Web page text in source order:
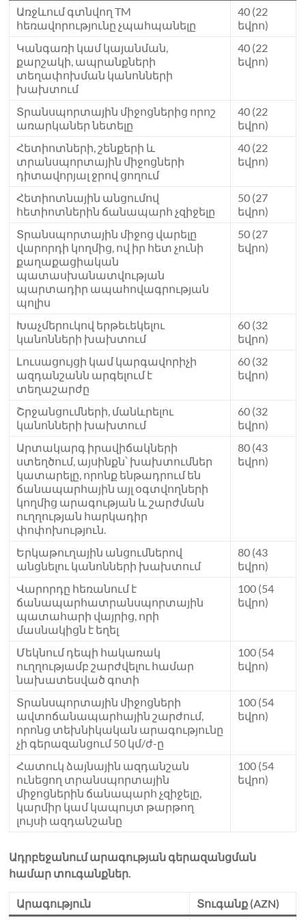
Առջևում գտնվող TM
հեռավորությունը չպահպանելը
40 (22
եվրո)
Կանգառի կամ կայանման,
քարշակի, ապրանքների
տեղափոխման կանոնների
խախտում
40 (22
եվրո)
Տրանսպորտային միջոցներից որոշ
առարկաներ նետելը
40 (22
եվրո)
Հետիոտների, շենքերի և
տրանսպորտային միջոցների
դիտավորյալ ջրով ցողում
40 (22
եվրո)
Հետիոտնային անցումով
հետիոտներին ճանապարհ չզիջելը
50 (27
եվրո)
Տրանսպորտային միջոց վարելը
վարորդի կողմից, ով իր հետ չունի
քաղաքացիական
պատասխանատվության
պարտադիր ապահովագրության
պոլիս
50 (27
եվրո)
Խաչմերուկով երթեւեկելու
կանոնների խախտում
60 (32
եվրո)
Լուսացույցի կամ կարգավորիչի
ազդանշանն արգելում է
տեղաշարժը
60 (32
եվրո)
Շրջանցումների, մանևրելու
կանոնների խախտում
60 (32
եվրո)
Արտակարգ իրավիճակների
ստեղծում, այսինքն՝ խախտումներ
կատարելը, որոնք ենթադրում են
ճանապարհային այլ օգտվողների
կողմից արագության և շարժման
ուղղության հարկադիր
փոփոխություն.
80 (43
եվրո)
Երկաթուղային անցումներով
անցնելու կանոնների խախտում
80 (43
եվրո)
Վարորդը հեռանում է
ճանապարհատրանսպորտային
պատահարի վայրից, որի
մասնակիցն է եղել
100 (54
եվրո)
Մեկնում դեպի հակառակ
ուղղությամբ շարժվելու համար
նախատեսված գոտի
100 (54
եվրո)
Տրանսպորտային միջոցների
ավտոճանապարհային շարժում,
որոնց տեխնիկական արագությունը
չի գերազանցում 50 կմ/ժ-ը
100 (54
եվրո)
Հատուկ ձայնային ազդանշան
ունեցող տրանսպորտային
միջոցներին ճանապարհ չզիջելը,
կարմիր կամ կապույտ թարթող
լույսի ազդանշանը
100 (54
եվրո)
Ադրբեջանում արագության գերազանցման
համար տուգանքներ.
Արագություն Տուգանք (AZN)